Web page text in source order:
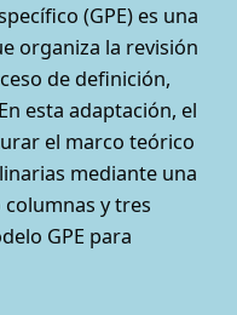
(GPE) es una
organiza la revisión
de definición,
esta adaptación, el
el marco teórico
mediante una
y tres
GPE para